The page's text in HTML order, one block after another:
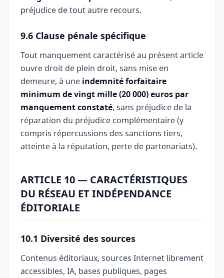
préjudice de tout autre recours.
9.6 Clause pénale spécifique
Tout manquement caractérisé au présent article
ouvre droit de plein droit, sans mise en
demeure, à une indemnité forfaitaire
minimum de vingt mille (20 000) euros par
manquement constaté, sans préjudice de la
réparation du préjudice complémentaire (y
compris répercussions des sanctions tiers,
atteinte à la réputation, perte de partenariats).
ARTICLE 10 — CARACTÉRISTIQUES
DU RÉSEAU ET INDÉPENDANCE
ÉDITORIALE
10.1 Diversité des sources
Contenus éditoriaux, sources Internet librement
accessibles, IA, bases publiques, pages